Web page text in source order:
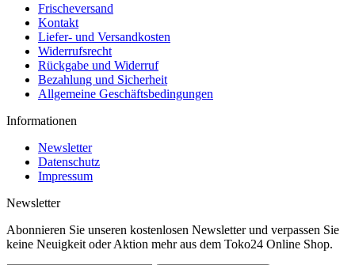
Frischeversand
Kontakt
Liefer- und Versandkosten
Widerrufsrecht
Rückgabe und Widerruf
Bezahlung und Sicherheit
Allgemeine Geschäftsbedingungen
Informationen
Newsletter
Datenschutz
Impressum
Newsletter
Abonnieren Sie unseren kostenlosen Newsletter und verpassen Sie
keine Neuigkeit oder Aktion mehr aus dem Toko24 Online Shop.